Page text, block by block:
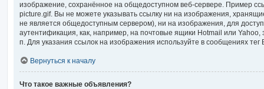
изображение, сохранённое на общедоступном веб-сервере. Пример
picture.gif. Вы не можете указывать ссылку ни на изображения,
не является общедоступным сервером), ни на изображения, для
аутентификация, как, например, на почтовые ящики Hotmail или
п. Для указания ссылок на изображения используйте в сообщениях тег
Вернуться к началу
Что такое важные объявления?